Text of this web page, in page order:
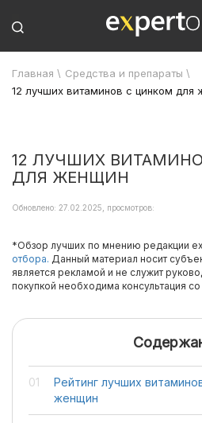
Главная \ Средства и препараты \
12 лучших витаминов с цинком для
12 ЛУЧШИХ
ДЛЯ ЖЕНЩИН
Обновлено: 27.02.2025, просмотров:
*Обзор лучших по мнению редакции
отбора. Данный материал носит
является рекламой и не служит
покупкой необходима консультация
Рейтинг лучших
женщин